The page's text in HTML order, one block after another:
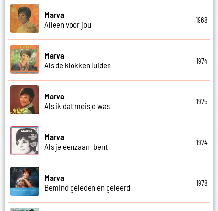
Marva
Alleen voor jou
1968
Marva
Als de klokken luiden
1974
Marva
Als ik dat meisje was
1975
Marva
Als je eenzaam bent
1974
Marva
Bemind geleden en geleerd
1978